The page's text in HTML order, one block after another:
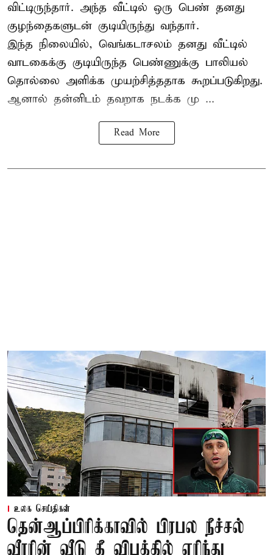
விட்டிருந்தார். அந்த வீட்டில் ஒரு பெண் தனது
குழந்தைகளுடன் குடியிருந்து வந்தார்.
இந்த நிலையில், வெங்கடாசலம் தனது வீட்டில்
வாடகைக்கு குடியிருந்த பெண்ணுக்கு பாலியல்
தொல்லை அளிக்க முயற்சித்ததாக கூறப்படுகிறது.
ஆனால் தன்னிடம் தவறாக நடக்க மு ...
Read More
உலக செய்திகள்
தென்ஆப்பிரிக்காவில் பிரபல நீச்சல்
வீரரின் வீடு தீ விபத்தில் எரிந்து